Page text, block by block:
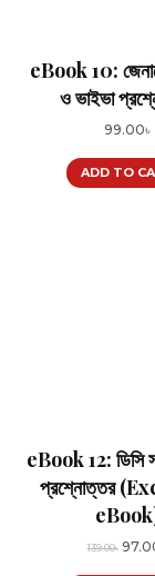
eBook 10:
ও ভাইভা
99.00৳
ADD TO
eBook 12: ডিসি
প্রশ্নোত্তর
139.00৳